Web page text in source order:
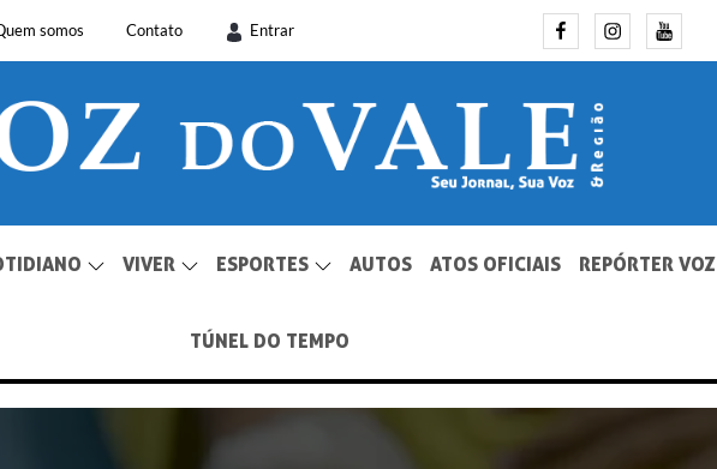
somos Contato Entrar FacebookInstagramYoutube
VIVER ESPORTES AUTOS ATOS OFICIAIS REPÓRTER VOZ
TÚNEL DO TEMPO